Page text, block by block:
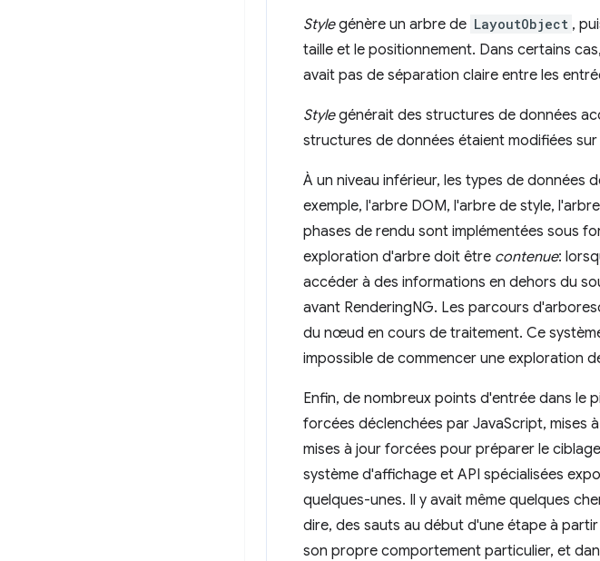
Stylegénère un arbre de LayoutObject ,
taille et le positionnement. Dans certains
avait pas de séparation claire entre les
Stylegénérait des structures de données
structures de données étaient modifiées
À un niveau inférieur, les types de données
exemple, l'arbre DOM, l'arbre de style,
phases de rendu sont implémentées sous
exploration d'arbre doit être contenue:
accéder à des informations en dehors du
avant RenderingNG. Les parcours
du nœud en cours de traitement. Ce
impossible de commencer une exploration
Enfin, de nombreux points d'entrée dans le
forcées déclenchées par JavaScript, mises
mises à jour forcées pour préparer le
système d'affichage et API spécialisées
quelques-unes. Il y avait même quelques
dire, des sauts au début d'une étape à
son propre comportement particulier, et